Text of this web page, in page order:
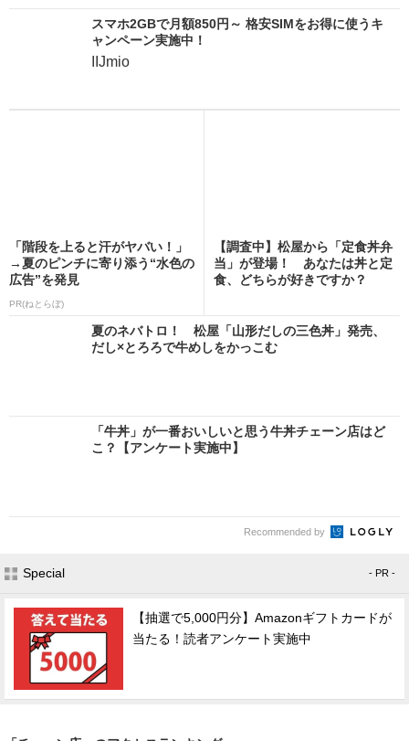
スマホ2GBで月額850円～ 格安SIMをお得に使うキ
ャンペーン実施中！
IIJmio
「階段を上ると汗がヤバい！」
→夏のピンチに寄り添う“水色の
広告”を発見
PR(ねとらぼ)
【調査中】松屋から「定食丼弁
当」が登場！ あなたは丼と定
食、どちらが好きですか？
夏のネバトロ！ 松屋「山形だしの三色丼」発売、
だし×とろろで牛めしをかっこむ
「牛丼」が一番おいしいと思う牛丼チェーン店はど
こ？【アンケート実施中】
Recommended by
Special - PR -
【抽選で5,000円分】Amazonギフトカードが
当たる！読者アンケート実施中